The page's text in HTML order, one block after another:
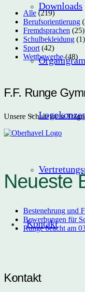
Downloads
Kontakt
Alle (219)
Berufsorientierung
Fremdsprachen (25)
Schulbekleidung (1)
Sport (42)
Wettbewerbe(48)
F.F. Runge
Unsere Schule ist in
Neueste
Bestenehrung und
Bewerbungen für
Runge beacht am
Kontakt